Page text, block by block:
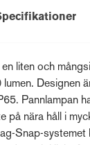
liten och
lumen. Designen
Pannlampan
på nära håll i
Snap-systemet